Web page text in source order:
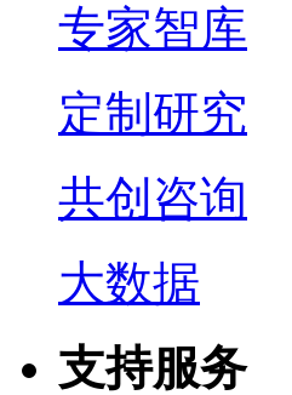
专家智库
定制研究
共创咨询
大数据
支持服务